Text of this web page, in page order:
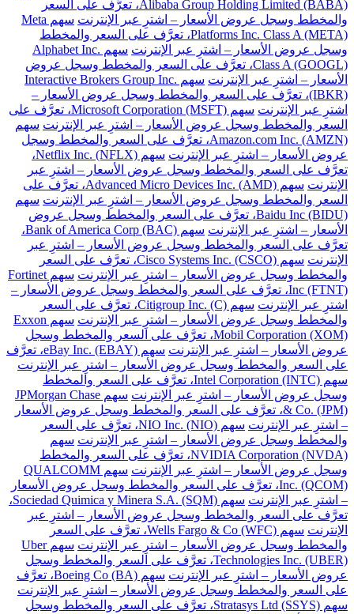
Alibaba Group Holding Limited (BABA)، تعرَّف على السعر
والمخطط وسجل عروض الأسعار – اشترِ عبر الإنترنت
سهم Meta
Platforms Inc. Class A (META)، تعرَّف على السعر والمخطط
وسجل عروض الأسعار – اشترِ عبر الإنترنت
سهم Alphabet Inc.
Class A (GOOGL)، تعرَّف على السعر والمخطط وسجل عروض
الأسعار – اشترِ عبر الإنترنت
سهم Interactive Brokers Group Inc.
(IBKR)، تعرَّف على السعر والمخطط وسجل عروض الأسعار –
اشترِ عبر الإنترنت
سهم Microsoft Corporation (MSFT)، تعرَّف على
السعر والمخطط وسجل عروض الأسعار – اشترِ عبر الإنترنت سهم
Amazon.com Inc. (AMZN)، تعرَّف على السعر والمخطط وسجل
عروض الأسعار – اشترِ عبر الإنترنت
سهم Netflix Inc. (NFLX)،
تعرَّف على السعر والمخطط وسجل عروض الأسعار – اشترِ عبر
الإنترنت
سهم Advanced Micro Devices Inc. (AMD)، تعرَّف على
السعر والمخطط وسجل عروض الأسعار – اشترِ عبر الإنترنت سهم
Baidu Inc (BIDU)، تعرَّف على السعر والمخطط وسجل عروض
الأسعار – اشترِ عبر الإنترنت
سهم Bank of America Corp (BAC)،
تعرَّف على السعر والمخطط وسجل عروض الأسعار – اشترِ عبر
الإنترنت
سهم Cisco Systems Inc. (CSCO)، تعرَّف على السعر
والمخطط وسجل عروض الأسعار – اشترِ عبر الإنترنت
سهم Fortinet
Inc (FTNT)، تعرَّف على السعر والمخطط وسجل عروض الأسعار –
اشترِ عبر الإنترنت
سهم Citigroup Inc. (C)، تعرَّف على السعر
والمخطط وسجل عروض الأسعار – اشترِ عبر الإنترنت
سهم Exxon
Mobil Corporation (XOM)، تعرَّف على السعر والمخطط وسجل
عروض الأسعار – اشترِ عبر الإنترنت
سهم eBay Inc. (EBAY)، تعرَّف
على السعر والمخطط وسجل عروض الأسعار – اشترِ عبر الإنترنت
سهم Intel Corporation (INTC)، تعرَّف على السعر والمخطط
وسجل عروض الأسعار – اشترِ عبر الإنترنت
سهم JPMorgan Chase
& Co. (JPM)، تعرَّف على السعر والمخطط وسجل عروض الأسعار
– اشترِ عبر الإنترنت
سهم NIO Inc. (NIO)، تعرَّف على السعر
والمخطط وسجل عروض الأسعار – اشترِ عبر الإنترنت سهم
NVIDIA Corporation (NVDA)، تعرَّف على السعر والمخطط
وسجل عروض الأسعار – اشترِ عبر الإنترنت
سهم QUALCOMM
Inc. (QCOM)، تعرَّف على السعر والمخطط وسجل عروض الأسعار
– اشترِ عبر الإنترنت
سهم Sociedad Quimica y Minera S.A. (SQM)،
تعرَّف على السعر والمخطط وسجل عروض الأسعار – اشترِ عبر
الإنترنت
سهم Wells Fargo & Co (WFC)، تعرَّف على السعر
والمخطط وسجل عروض الأسعار – اشترِ عبر الإنترنت
سهم Uber
Technologies Inc. (UBER)، تعرَّف على السعر والمخطط وسجل
عروض الأسعار – اشترِ عبر الإنترنت
سهم Boeing Co (BA)، تعرَّف
على السعر والمخطط وسجل عروض الأسعار – اشترِ عبر الإنترنت
سهم Stratasys Ltd (SSYS)، تعرَّف على السعر والمخطط وسجل